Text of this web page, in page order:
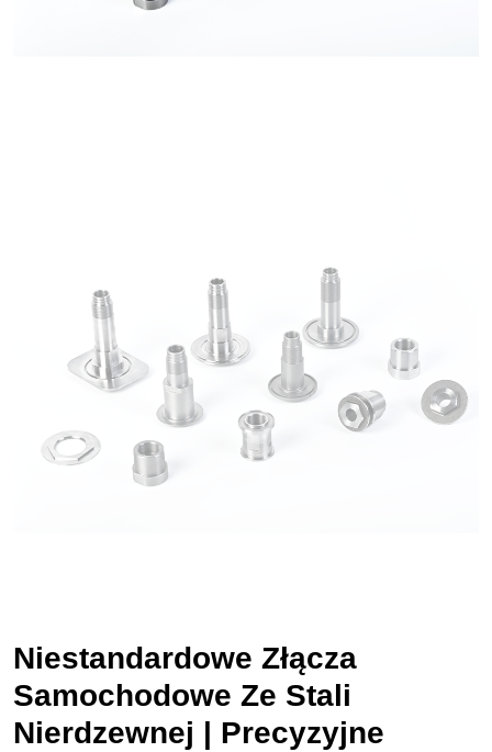
Niestandardowe Złącza
Samochodowe Ze Stali
Nierdzewnej | Precyzyjne